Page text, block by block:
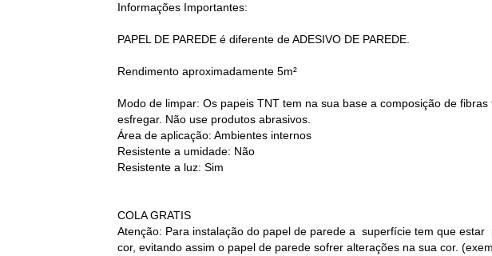
Informações Importantes:
PAPEL DE PAREDE é diferente de ADESIVO DE PAREDE.
Rendimento aproximadamente 5m²
Modo de limpar: Os papeis TNT tem na sua base a composição de
esfregar. Não use produtos abrasivos.
Área de aplicação: Ambientes internos
Resistente a umidade: Não
Resistente a luz: Sim
COLA GRATIS
Atenção: Para instalação do papel de parede a superfície tem que
cor, evitando assim o papel de parede sofrer alterações na sua cor.